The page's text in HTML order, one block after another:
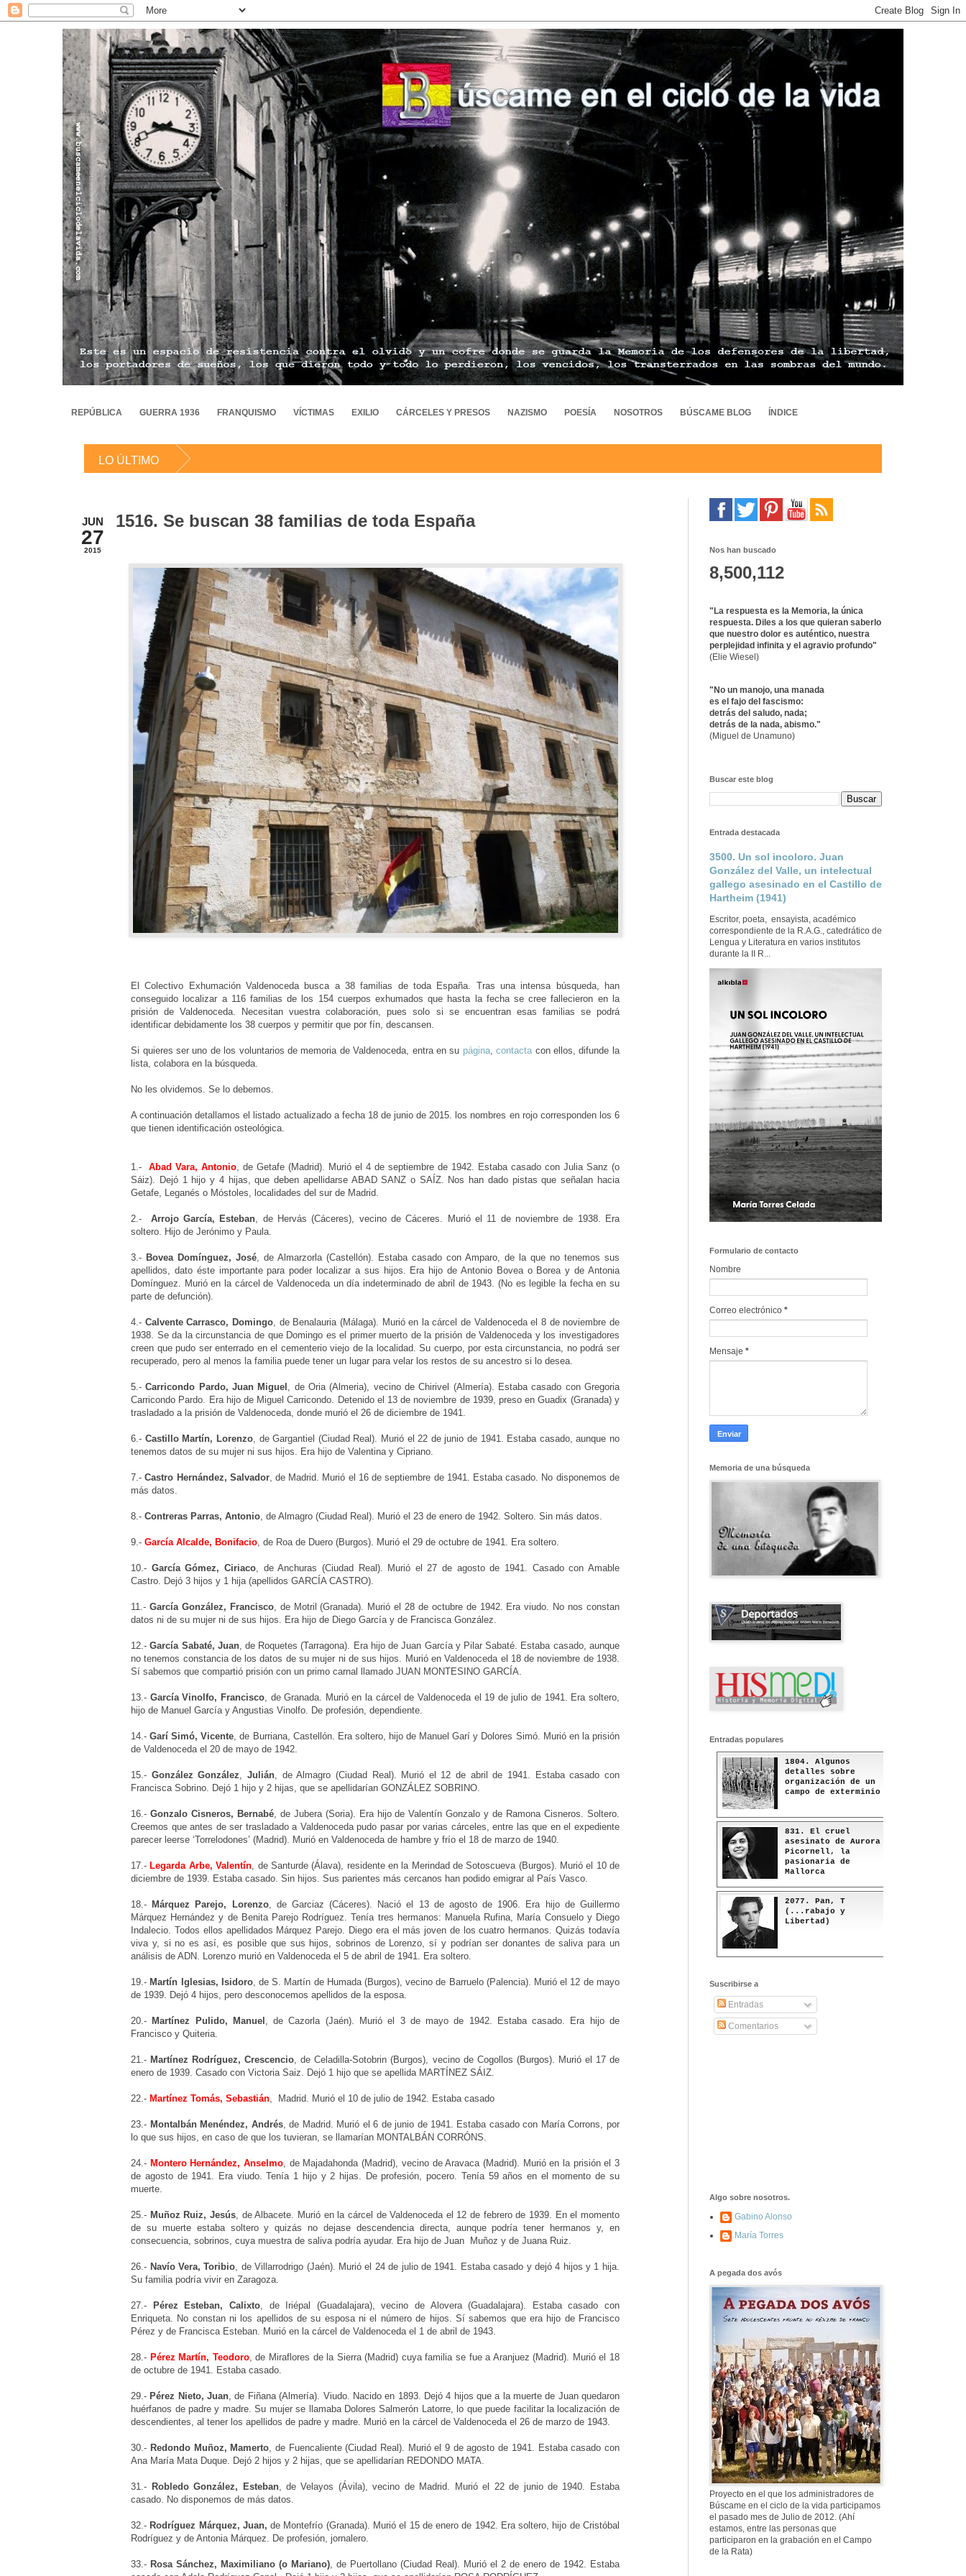
REPÚBLICA GUERRA 1936 FRANQUISMO VÍCTIMAS EXILIO CÁRCELES Y PRESOS NAZISMO POESÍA NOSOTROS BÚSCAME BLOG ÍNDICE
LO ÚLTIMO
JUN
27
2015
1516. Se buscan 38 familias de toda España
El Colectivo Exhumación Valdenoceda busca a 38 familias de toda España. Tras una intensa búsqueda, han
conseguido localizar a 116 familias de los 154 cuerpos exhumados que hasta la fecha se cree fallecieron en la
prisión de Valdenoceda. Necesitan vuestra colaboración, pues solo si se encuentran esas familias se podrá
identificar debidamente los 38 cuerpos y permitir que por fín, descansen.
Si quieres ser uno de los voluntarios de memoria de Valdenoceda, entra en su página,contacta con ellos, difunde la
lista, colabora en la búsqueda.
No les olvidemos. Se lo debemos.
A continuación detallamos el listado actualizado a fecha 18 de junio de 2015. los nombres en rojo corresponden los 6
que tienen identificación osteológica.
1.-Abad Vara, Antonio, de Getafe (Madrid). Murió el 4 de septiembre de 1942. Estaba casado con Julia Sanz (o
Sáiz). Dejó 1 hijo y 4 hijas, que deben apellidarse ABAD SANZ o SAÍZ. Nos han dado pistas que señalan hacia
Getafe, Leganés o Móstoles, localidades del sur de Madrid.
2.- Arrojo García, Esteban, de Hervás (Cáceres), vecino deCáceres.
Murió el 11 de noviembre de 1938. Era
soltero. Hijo de Jerónimo y Paula.
3.- Bovea Domínguez, José, de Almarzorla (Castellón). Estaba casado con Amparo, de la que no tenemos sus
apellidos, dato éste importante para poder localizar a sus hijos. Era hijo de Antonio Bovea o Borea y de Antonia
Domínguez. Murió en la cárcel de Valdenoceda un día indeterminado de abril de 1943. (No es legible la fecha en su
parte de defunción).
4.- Calvente Carrasco, Domingo, de Benalauria (Málaga). Murió en la cárcel de Valdenoceda el 8 de noviembre de
1938. Se da la circunstancia de que Domingo es el primer muerto de la prisión de Valdenoceda y los investigadores
creen que pudo ser enterrado en el cementerio viejo de la localidad. Su cuerpo, por esta circunstancia, no podrá ser
recuperado, pero al menos la familia puede tener un lugar para velar los restos de su ancestro si lo desea.
5.-Carricondo Pardo, Juan Miguel , de Oria (Almeria), vecino de Chirivel (Almería). Estaba casado con Gregoria
Carricondo Pardo. Era hijo de Miguel Carricondo. Detenido el 13 de noviembre de 1939, preso en Guadix (Granada) y
trasladado a la prisión de Valdenoceda, donde murió el 26 de diciembre de 1941.
6.- Castillo Martín, Lorenzo, de Gargantiel (Ciudad Real). Murió el 22 de junio de 1941. Estaba casado, aunque no
tenemos datos de su mujer ni sus hijos. Era hijo de Valentina y Cipriano.
7.-Castro Hernández, Salvador, de Madrid. Murió el 16 de septiembre de 1941. Estaba casado. No disponemos de
más datos.
8.-Contreras Parras, Antonio, de Almagro (Ciudad Real). Murió el 23 de enero de 1942. Soltero. Sin más datos.
9.-García Alcalde, Bonifacio, de Roa de Duero (Burgos). Murióel 29 de octubre de 1941. Era soltero.
10.- García Gómez, Ciriaco, de Anchuras (Ciudad Real). Murió el 27 de agosto de 1941. Casado con Amable
Castro. Dejó 3 hijos y 1 hija (apellidos GARCÍA CASTRO).
11.- García González, Francisco, de Motril (Granada). Murió el 28 de octubre de 1942. Era viudo. No nos constan
datos ni de su mujer ni de sus hijos. Era hijo de Diego García y de Francisca González.
12.-García Sabaté, Juan,de Roquetes (Tarragona). Era hijo de Juan García y Pilar Sabaté. Estaba casado, aunque
no tenemos constancia de los datos de su mujer ni de sus hijos. Murió en Valdenoceda el 18 de noviembre de 1938.
Sí sabemos que compartió prisión con un primo carnal llamado JUAN MONTESINO GARCÍA.
13.- García Vinolfo, Francisco, de Granada. Murió en la cárcel de Valdenoceda el 19 de julio de 1941. Era soltero,
hijo de Manuel García y Angustias Vinolfo. De profesión, dependiente.
14.-Garí Simó, Vicente, de Burriana, Castellón. Era soltero, hijo de Manuel Garí y Dolores Simó. Murió en la prisión
de Valdenoceda el 20 de mayo de 1942.
15.- González González, Julián, de Almagro (Ciudad Real). Murió el 12 de abril de 1941. Estaba casado con
Francisca Sobrino. Dejó 1 hijo y 2 hijas, que se apellidarían GONZÁLEZ SOBRINO.
16.-Gonzalo Cisneros, Bernabé, de Jubera (Soria). Era hijo de Valentín Gonzalo y de Ramona Cisneros. Soltero.
Creemos que antes de ser trasladado a Valdenoceda pudo pasar por varias cárceles, entre las que en el expediente
parecer leerse ‘Torrelodones’ (Madrid). Murió en Valdenoceda de hambre y frío el 18 de marzo de 1940.
17.- Legarda Arbe, Valentín, de Santurde (Álava), residente en la Merindad de Sotoscueva (Burgos). Murió el 10 de
diciembre de 1939. Estaba casado. Sin hijos. Sus parientes más cercanos han podido emigrar al País Vasco.
18.- Márquez Parejo, Lorenzo, de Garciaz (Cáceres). Nacióel 13 de agosto de 1906. Era hijo de Guillermo
Márquez Hernández y de Benita Parejo Rodríguez. Tenía tres hermanos: Manuela Rufina, María Consuelo y Diego
Indalecio. Todos ellos apellidados Márquez Parejo. Diego era el más joven de los cuatro hermanos. Quizás todavía
viva y, si no es así, es posible que sus hijos, sobrinos de Lorenzo, sí y podrían ser donantes de saliva para un
análisis de ADN. Lorenzo murió en Valdenoceda el 5 de abril de 1941. Era soltero.
19.- Martín Iglesias, Isidoro, de S. Martín de Humada (Burgos), vecino de Barruelo (Palencia). Murió el 12 de mayo
de 1939. Dejó 4 hijos, pero desconocemos apellidos de la esposa.
20.- Martínez Pulido, Manuel , de Cazorla (Jaén).
Murió el 3 de mayo de 1942. Estaba casado. Era hijo de
Francisco y Quiteria.
21.- Martínez Rodríguez, Crescencio, de Celadilla-Sotobrin(Burgos), vecino de Cogollos (Burgos). Murió el 17 de
enero de 1939. Casado con Victoria Saiz. Dejó 1 hijo que se apellida MARTÍNEZ SÁIZ.
22.- Martínez Tomás, Sebastián, Madrid. Murió el 10 de julio de 1942. Estaba casado
23.- Montalbán Menéndez, Andrés,de Madrid. Murió el 6 de junio de 1941. Estaba casado con María Corrons, por
lo que sus hijos, en caso de que los tuvieran, se llamarían MONTALBÁN CORRÓNS.
24.- Montero Hernández, Anselmo, de Majadahonda (Madrid), vecino de Aravaca (Madrid). Murió en la prisión el 3
de agosto de 1941. Era viudo. Tenía 1 hijo y 2 hijas. De profesión, pocero. Tenía 59 años en el momento de su
muerte.
25.- Muñoz Ruiz, Jesús, de Albacete. Murió en la cárcel de Valdenoceda el 12 de febrero de 1939. En el momento
de su muerte estaba soltero y quizás no dejase descendencia directa, aunque podría tener hermanos y, en
consecuencia, sobrinos, cuya muestra de saliva podría ayudar. Era hijo de Juan Muñoz y de Juana Ruiz.
26.- Navío Vera, Toribio, de Villarrodrigo (Jaén). Murió el 24 de julio de 1941. Estaba casado y dejó 4 hijos y 1 hija.
Su familia podría vivir en Zaragoza.
27.- Pérez Esteban, Calixto, de Iriépal (Guadalajara), vecino de Alovera (Guadalajara).
Estaba casado con
Enriqueta. No constan ni los apellidos de su esposa ni el número de hijos. Sí sabemos que era hijo de Francisco
Pérez y de Francisca Esteban. Murió en la cárcel de Valdenoceda el 1 de abril de 1943.
28.- Pérez Martín, Teodoro, de Miraflores de la Sierra (Madrid) cuya familia se fue a Aranjuez (Madrid). Murió el 18
de octubre de 1941. Estaba casado.
29.- Pérez Nieto, Juan, de Fiñana (Almería). Viudo. Nacido en 1893. Dejó 4 hijos que a la muerte de Juan quedaron
huérfanos de padre y madre. Su mujer se llamaba Dolores Salmerón Latorre, lo que puede facilitar la localización de
descendientes, al tener los apellidos de padre y madre. Murió en la cárcel de Valdenoceda el 26 de marzo de 1943.
30.- Redondo Muñoz, Mamerto, de Fuencaliente (Ciudad Real). Murió el 9 de agosto de 1941. Estaba casado con
Ana María Mata Duque. Dejó 2 hijos y 2 hijas, que se apellidarían REDONDO MATA.
31.- Robledo González, Esteban, de Velayos (Ávila), vecino de Madrid.
Murió el 22 de junio de 1940. Estaba
casado. No disponemos de más datos.
32.- Rodríguez Márquez, Juan,de Montefrío (Granada). Murióel 15 de enero de 1942. Era soltero, hijo de Cristóbal
Rodríguez y de Antonia Márquez. De profesión, jornalero.
33.- Rosa Sánchez, Maximiliano (o Mariano), de Puertollano(Ciudad Real). Murió el 2 de enero de 1942. Estaba
Nos han buscado
8,500,112
"La respuesta es la Memoria, la única
respuesta. Diles a los que quieran saberlo
que nuestro dolor es auténtico, nuestra
perplejidad infinita y el agravio profundo"
(Elie Wiesel)
"No un manojo, una manada
es el fajo del fascismo:
detrás del saludo, nada;
detrás de la nada, abismo."
(Miguel de Unamuno)
Buscar este blog
Entrada destacada
3500. Un sol incoloro. Juan
González del Valle, un intelectual
gallego asesinado en el Castillo de
Hartheim (1941)
Escritor, poeta, ensayista, académico
correspondiente de la R.A.G., catedrático de
Lengua y Literatura en varios institutos
durante la II R...
Formulario de contacto
Nombre
Correo electrónico *
Mensaje *
Memoria de una búsqueda
Entradas populares
1804. Algunos
detalles sobre
organización de un
campo de exterminio
831. El cruel
asesinato de Aurora
Picornell, la
pasionaria de
Mallorca
2077. Pan, T
(...rabajo y
Libertad)
577. Nos fusilaron
fusilaron mal
307. Vuestros
nombres no se han
borrado en la
Historia
Suscribirse a
Entradas
Comentarios
Algo sobre nosotros.
Gabino Alonso
María Torres
A pegada dos avós
Proyecto en el que los administradores de
Búscame en el ciclo de la vida participamos
el pasado mes de Julio de 2012. (Ahí
estamos, entre las personas que
participaron en la grabación en el Campo
de la Rata)